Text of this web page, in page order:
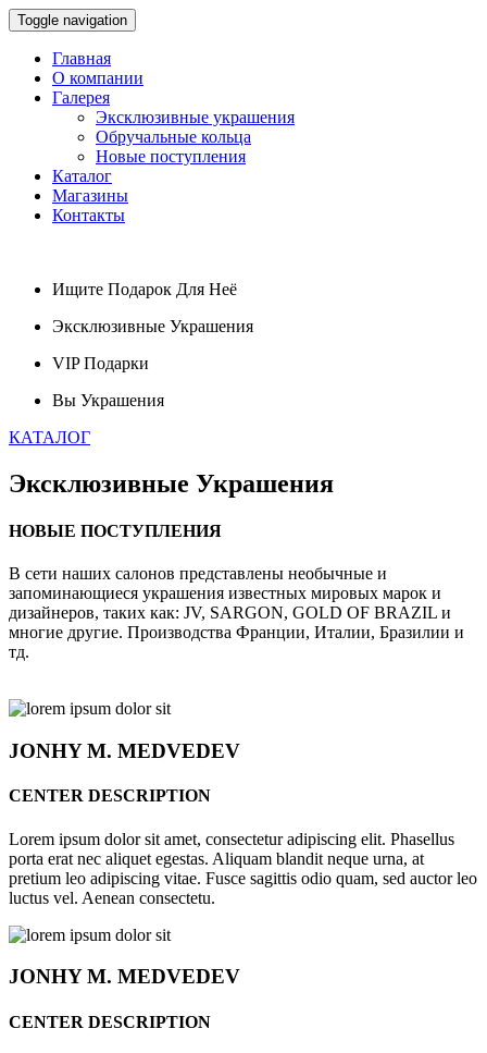
Toggle navigation
Главная
О компании
Галерея
Эксклюзивные украшения
Обручальные кольца
Новые поступления
Каталог
Магазины
Контакты
Ищите Подарок Для Неё
Эксклюзивные Украшения
VIPПодарки
Вы Украшения
КАТАЛОГ
Эксклюзивные Украшения
НОВЫЕ ПОСТУПЛЕНИЯ
В сети наших салонов представлены необычные и
запоминающиеся украшения известных мировых марок и
дизайнеров, таких как: JV, SARGON, GOLD OF BRAZIL и
многие другие. Производства Франции, Италии, Бразилии и
тд.
JONHYM. MEDVEDEV
CENTER DESCRIPTION
Lorem ipsum dolor sit amet, consectetur adipiscing elit. Phasellus
porta erat nec aliquet egestas. Aliquam blandit neque urna, at
pretium leo adipiscing vitae. Fusce sagittis odio quam, sed auctor leo
luctus vel. Aenean consectetu.
JONHYM. MEDVEDEV
CENTER DESCRIPTION